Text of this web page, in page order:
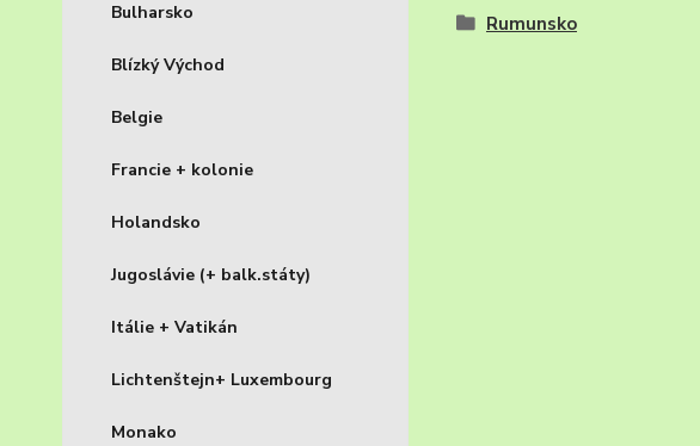
Bulharsko
Blízký Východ
Belgie
Francie + kolonie
Holandsko
Jugoslávie (+ balk.státy)
Itálie + Vatikán
Lichtenštejn+ Luxembourg
Monako
Rumunsko